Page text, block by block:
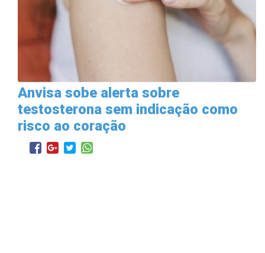
Anvisa sobe alerta sobre
testosterona sem indicação como
risco ao coração